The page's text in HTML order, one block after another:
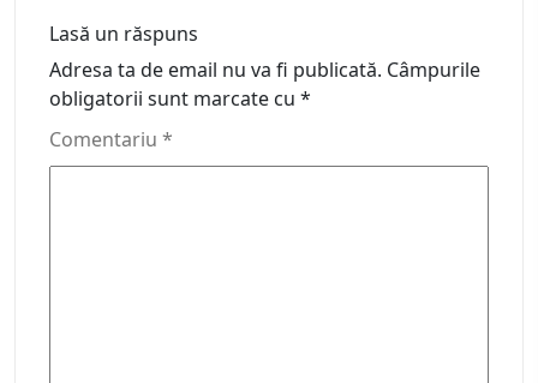
Lasă un răspuns
Adresa ta de email nu va fi publicată. Câmpurile
obligatorii sunt marcate cu *
Comentariu *